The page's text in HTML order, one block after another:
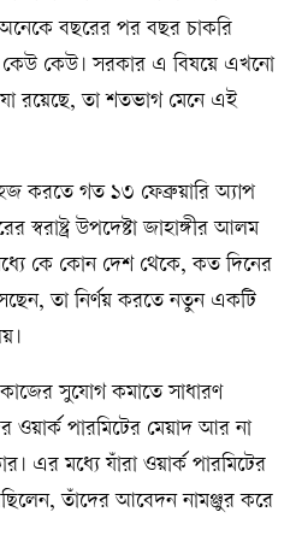
বছরের পর বছর চাকরি
কেউ। সরকার এ বিষয়ে এখনো
যা রয়েছে, তা শতভাগ মেনে এই
করতে গত ১৩ ফেব্রুয়ারি অ্যাপ
স্বরাষ্ট্র উপদেষ্টা জাহাঙ্গীর আলম
কে কোন দেশ থেকে, কত দিনের
তা নির্ণয় করতে নতুন একটি
কাজের সুযোগ কমাতে সাধারণ
ওয়ার্ক পারমিটের মেয়াদ আর না
এর মধ্যে যাঁরা ওয়ার্ক পারমিটের
তাঁদের আবেদন নামঞ্জুর করে